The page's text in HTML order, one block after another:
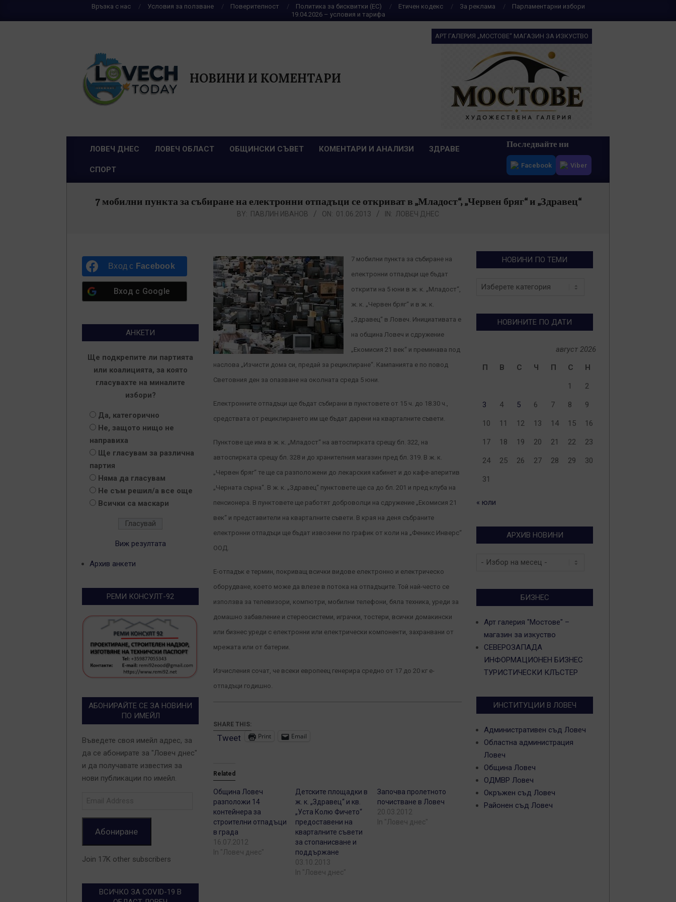
Връзка с нас Условия за ползване Поверителност Политика за бисквитки (ЕС) Етичен кодекс За реклама
Парламентарни избори
19.04.2026 – условия и тарифа
НОВИНИ И КОМЕНТАРИ
АРТ ГАЛЕРИЯ „МОСТОВЕ“ МАГАЗИН ЗА ИЗКУСТВО
Primary
ЛОВЕЧ ДНЕС ЛОВЕЧ ОБЛАСТ ОБЩИНСКИ СЪВЕТ КОМЕНТАРИ И АНАЛИЗИ ЗДРАВЕ
СПОРТ
Последвайте ни
Facebook Viber
7 мобилни пункта за събиране на електронни отпадъци се откриват в „Младост“, „Червен бряг“ и „Здравец“
BY: ПАВЛИН ИВАНОВ ON: 01.06.2013 IN: ЛОВЕЧ ДНЕС
7 мобилни пункта за събиране на
електронни отпадъци ще бъдат
открити на 5 юни в ж. к. „Младост“,
ж. к. „Червен бряг“ и в ж. к.
„Здравец“ в Ловеч. Инициативата е
на община Ловеч и сдружение
„Екомисия 21 век“ и преминава под
наслова „Изчисти дома си, предай за рециклиране“. Кампанията е по повод
Световния ден за опазване на околната среда 5 юни.
Електронните отпадъци ще бъдат събирани в пунктовете от 15 ч. до 18.30 ч.,
средствата от рециклирането им ще бъдат дарени на кварталните съвети.
Пунктове ще има в ж. к. „Младост“ на автоспирката срещу бл. 322, на
автоспирката срещу бл. 328 и до хранителния магазин пред бл. 319. В ж. к.
„Червен бряг“ те ще са разположени до лекарския кабинет и до кафе-аперитив
„Черната сърна“. В ж. к. „Здравец“ пунктовете ще са до бл. 201 и пред клуба на
пенсионера. В пунктовете ще работят доброволци на сдружение „Екомисия 21
век“ и представители на кварталните съвети. В края на деня събраните
електронни отпадъци ще бъдат извозени по график от коли на „Феникс Инверс“
ООД.
Е-отпадък е термин, покриващ всички видове електронно и електрическо
оборудване, което може да влезе в потока на отпадъците. Той най-често се
използва за телевизори, компютри, мобилни телефони, бяла техника, уреди за
домашно забавление и стереосистеми, играчки, тостери, всички домакински
или бизнес уреди с електронни или електрически компоненти, захранвани от
мрежата или от батерии.
Изчисления сочат, че всеки европеец генерира средно от 17 до 20 кг е-
отпадъци годишно.
SHARE THIS:
Tweet Print Email
Related
Община Ловеч
разположи 14
контейнера за
строителни отпадъци
в града
16.07.2012
In "Ловеч днес"
Детските площадки в
ж. к. „Здравец“ и кв.
„Уста Колю Фичето“
предоставени на
кварталните съвети
за стопанисване и
поддържане
03.10.2013
In "Ловеч днес"
Започва пролетното
почистване в Ловеч
20.03.2012
In "Ловеч днес"
Вход с Facebook
Вход с Google
АНКЕТИ
Ще подкрепите ли партията
или коалицията, за която
гласувахте на миналите
избори?
Да, категорично
Не, защото нищо не
направиха
Ще гласувам за различна
партия
Няма да гласувам
Не съм решил/а все още
Всички са маскари
Виж резултата
Архив анкети
РЕМИ КОНСУЛТ-92
АБОНИРАЙТЕ СЕ ЗА НОВИНИ
ПО ИМЕЙЛ
Въведете своя имейл адрес, за
да се абонирате за "Ловеч днес"
и да получавате известия за
нови публикации по имейл.
Абониране
Join 17K other subscribers
ВСИЧКО ЗА COVID-19 В
НОВИНИ ПО ТЕМИ
Новини
НОВИНИТЕ ПО ДАТИ
август 2026
П
В С Ч П С Н
1 2
3 4 5 6 7 8 9
10 11 12 13 14 15 16
17 18 19 20 21 22 23
24 25 26 27 28 29 30
31
« юли
АРХИВ НОВИНИ
Архив
БИЗНЕС
Арт галерия "Мостове" –
магазин за изкуство
СЕВЕРОЗАПАДА
ИНФОРМАЦИОНЕН БИЗНЕС
ТУРИСТИЧЕСКИ КЛЪСТЕР
ИНСТИТУЦИИ В ЛОВЕЧ
Административен съд Ловеч
Областна администрация
Ловеч
Община Ловеч
ОДМВР Ловеч
Окръжен съд Ловеч
Районен съд Ловеч